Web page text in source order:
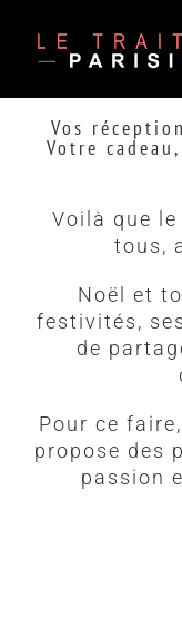
contenu
Vos
Votre
Voilà que
tous,
Noël et
festivités,
de
Pour ce
propose des
passion